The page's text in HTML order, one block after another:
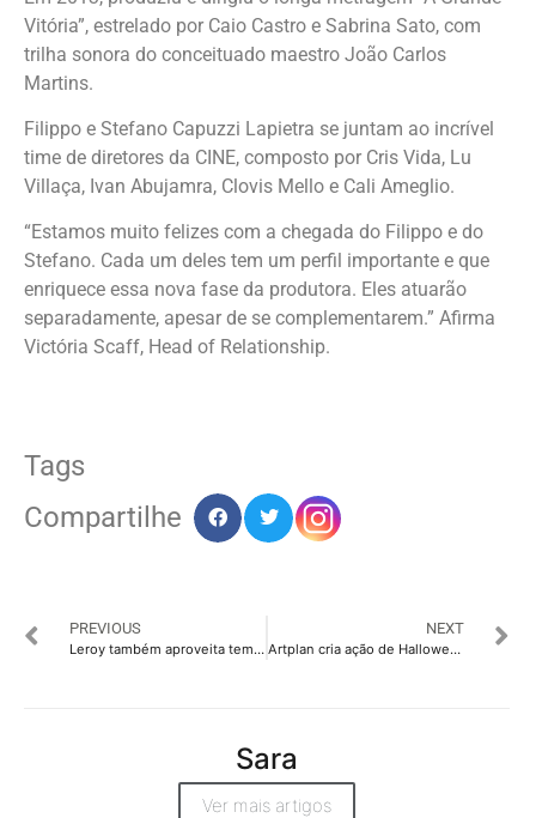
Vitória”, estrelado por Caio Castro e Sabrina Sato, com
trilha sonora do conceituado maestro João Carlos
Martins.
Filippo e Stefano Capuzzi Lapietra se juntam ao incrível
time de diretores da CINE, composto por Cris Vida, Lu
Villaça, Ivan Abujamra, Clovis Mello e Cali Ameglio.
“Estamos muito felizes com a chegada do Filippo e do
Stefano. Cada um deles tem um perfil importante e que
enriquece essa nova fase da produtora. Eles atuarão
separadamente, apesar de se complementarem.” Afirma
Victória Scaff, Head of Relationship.
Tags
Compartilhe
PREVIOUS
Leroy também aproveita tema Halloween em nova campanha
NEXT
Artplan cria ação de Halloween para a Brasil Cacau
Sara
Ver mais artigos